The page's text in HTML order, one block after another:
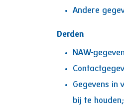
Andere
Derden
NAW-
Gegevens in
bij te houden;